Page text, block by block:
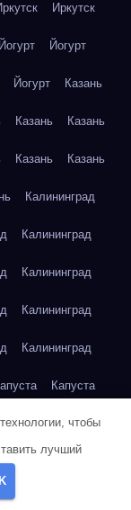
Иркутск
Йогурт Йогурт
Йогурт Казань
Казань Казань
Казань Казань
Калининград
Калининград
Калининград
Калининград
Калининград
Капуста
Капуста
Картофель
чтобы
лучший